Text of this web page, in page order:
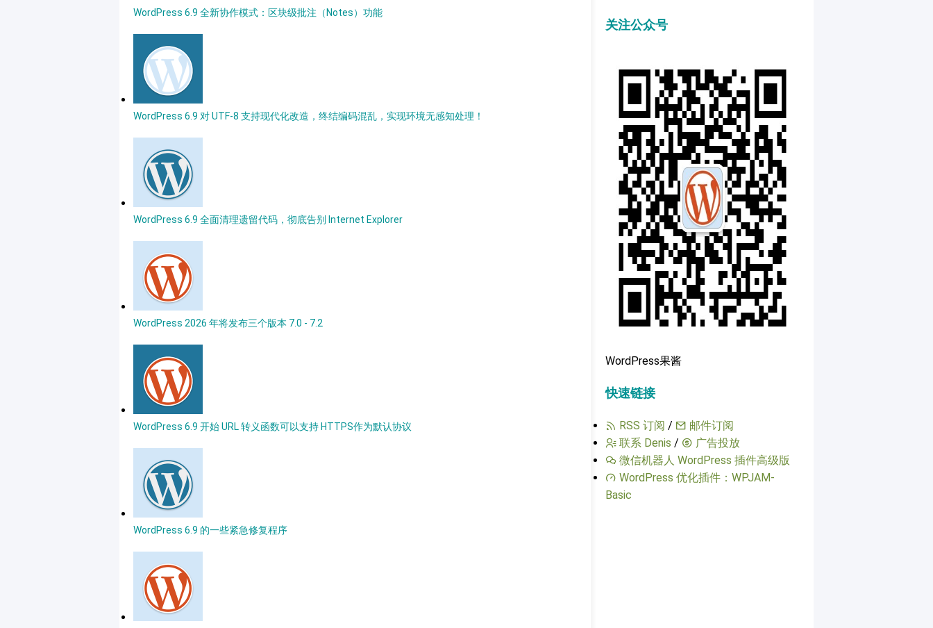
WordPress 6.9 全新协作模式：区块级批注（Notes）功能
WordPress 6.9 对 UTF-8 支持现代化改造，终结编码混乱，实现环境无感知处理！
WordPress 6.9 全面清理遗留代码，彻底告别 Internet Explorer
WordPress 2026 年将发布三个版本 7.0 - 7.2
WordPress 6.9 开始 URL 转义函数可以支持 HTTPS作为默认协议
WordPress 6.9 的一些紧急修复程序
关注公众号
WordPress果酱
快速链接
RSS 订阅 /
邮件订阅
联系 Denis /
广告投放
微信机器人 WordPress 插件高级版
WordPress 优化插件：WPJAM-
Basic